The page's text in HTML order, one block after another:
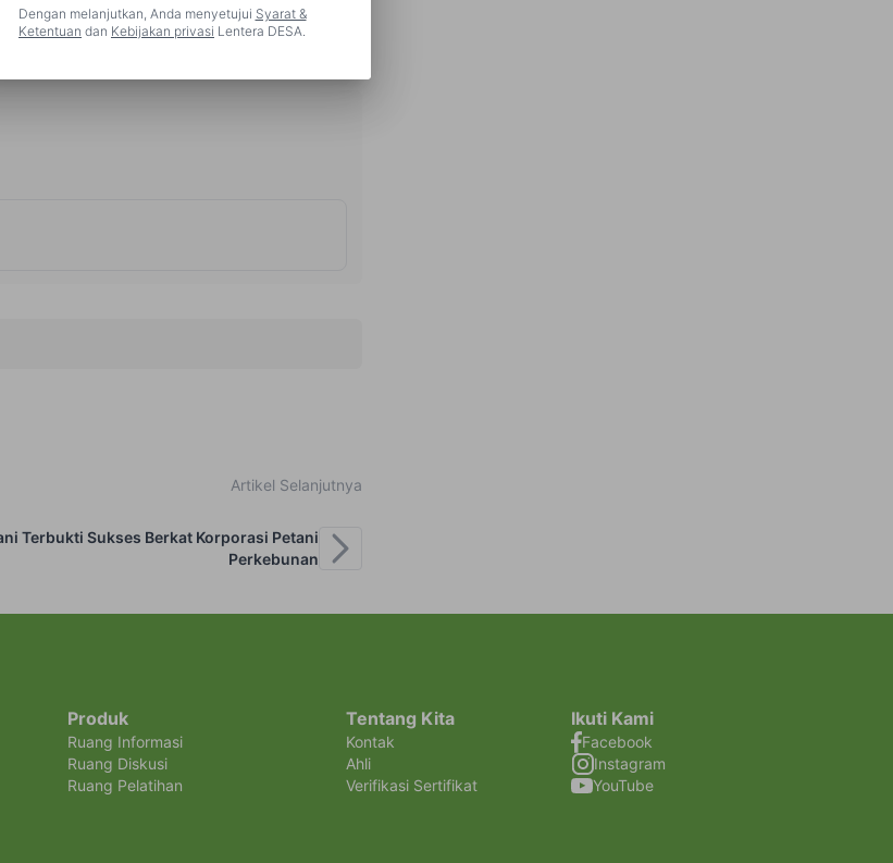
Dengan melanjutkan, Anda menyetujui Syarat &
Ketentuan dan Kebijakan privasi Lentera DESA.
Artikel Selanjutnya
Terbukti Sukses Berkat Korporasi Petani
Perkebunan
Produk
Ruang Informasi
Ruang Diskusi
Ruang Pelatihan
Tentang Kita
Kontak
Ahli
Verifikasi Sertifikat
Ikuti Kami
Facebook
Instagram
YouTube